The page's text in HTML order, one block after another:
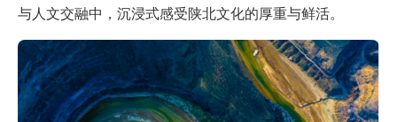
与人文交融中，沉浸式感受陕北文化的厚重与鲜活。